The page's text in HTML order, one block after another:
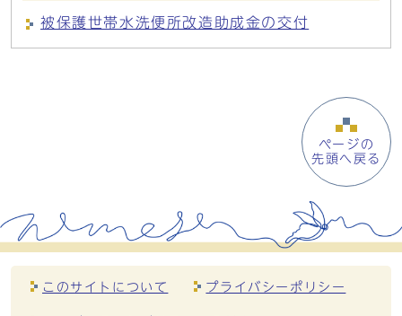
被保護世帯水洗便所改造助成金の交付
ページの
先頭へ戻る
このサイトについて プライバシーポリシー